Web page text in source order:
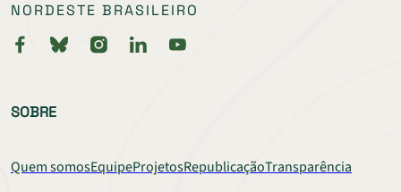
NORDESTE BRASILEIRO
SOBRE
Quem somosEquipeProjetosRepublicaçãoTransparência